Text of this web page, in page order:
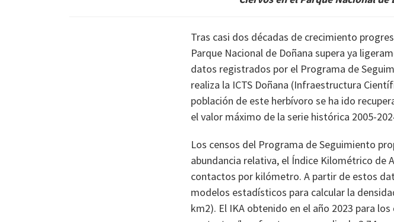
Tras casi dos décadas de crecimiento
Parque Nacional de Doñana supera ya
datos registrados por el Programa de
realiza la ICTS Doñana (Infraestructura
población de este herbívoro se ha ido
el valor máximo de la serie histórica 2005-
Los censos del Programa de Seguimiento
abundancia relativa, el Índice Kilométrico de
contactos por kilómetro. A partir de estos
modelos estadísticos para calcular la
km2). El IKA obtenido en el año 2023 para